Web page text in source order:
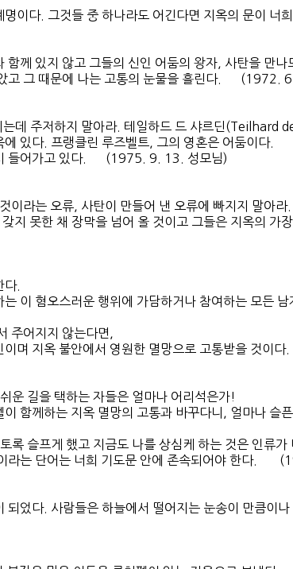
명이다. 그것들 중 하나라도 어긴다면 지옥의 문이
함께 있지 않고 그들의 신인 어둠의 왕자, 사탄을 만나
았고 그 때문에 나는 고통의 눈물을 흘린다. (1972.
는데 주저하지 말아라. 테일하드 드 샤르딘(Teilhard
있다. 프랭클린 루즈벨트, 그의 영혼은 어둠이다.
들어가고 있다. (1975. 9. 13. 성모님)
이라는 오류, 사탄이 만들어 낸 오류에 빠지지 말아라.
갖지 못한 채 장막을 넘어 올 것이고 그들은 지옥의
다.
이 혐오스러운 행위에 가담하거나 참여하는 모든
주어지지 않는다면,
이며 지옥 불안에서 영원한 멸망으로 고통받을 것
운 길을 택하는 자들은 얼마나 어리석은가!
이 함께하는 지옥 멸망의 고통과 바꾸다니, 얼마나 슬
록 슬프게 했고 지금도 나를 상심케 하는 것은 인류가
라는 단어는 너희 기도문 안에 존속되어야 한다.
되었다. 사람들은 하늘에서 떨어지는 눈송이 만큼